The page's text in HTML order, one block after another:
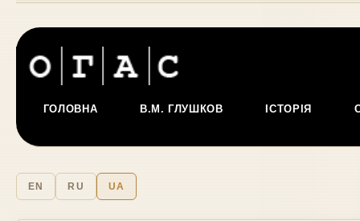
ГОЛОВНА В.М. ГЛУШКОВ ІСТОРІЯ
EN RU UA